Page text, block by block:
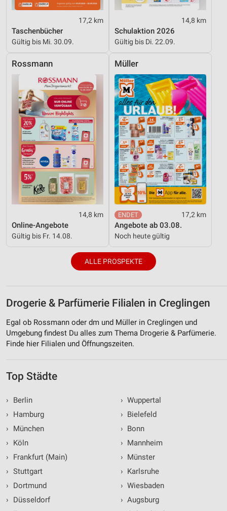
17,2 km
Taschenbücher
Gültig bis Mi. 30.09.
14,8 km
Schulaktion 2026
Gültig bis Di. 22.09.
Rossmann
14,8 km
Online-Angebote
Gültig bis Fr. 14.08.
Müller
17,2 km
Angebote ab 03.08.
Noch heute gültig
ALLE PROSPEKTE
Drogerie & Parfümerie Filialen in Creglingen
Egal ob Rossmann oder dm und Müller in Creglingen und
Umgebung findest Du alles zum Thema Drogerie & Parfümerie.
Finde hier Filialen und Öffnungszeiten.
Top Städte
›
Berlin
›
Hamburg
›
München
›
Köln
›
Frankfurt (Main)
› Stuttgart
›
Dortmund
›
Düsseldorf
› Wuppertal
› Bielefeld
› Bonn
› Mannheim
› Münster
› Karlsruhe
› Wiesbaden
› Augsburg
Verwendung reduzierter Daten zur Auswahl von
Inhalten
IAB-Besonderheiten:
Verwendung genauer Standortdaten
Geräte anhand von aktiv angeforderten
Informationen identifizieren
Nicht-IAB-Verarbeitungszwecke:
Notwendig
Performance
Funktional
Werbung